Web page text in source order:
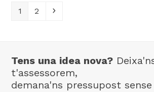
Page
1 Page
2 Next
Tens una idea nova?
t'assessorem,
demana'ns pressupost